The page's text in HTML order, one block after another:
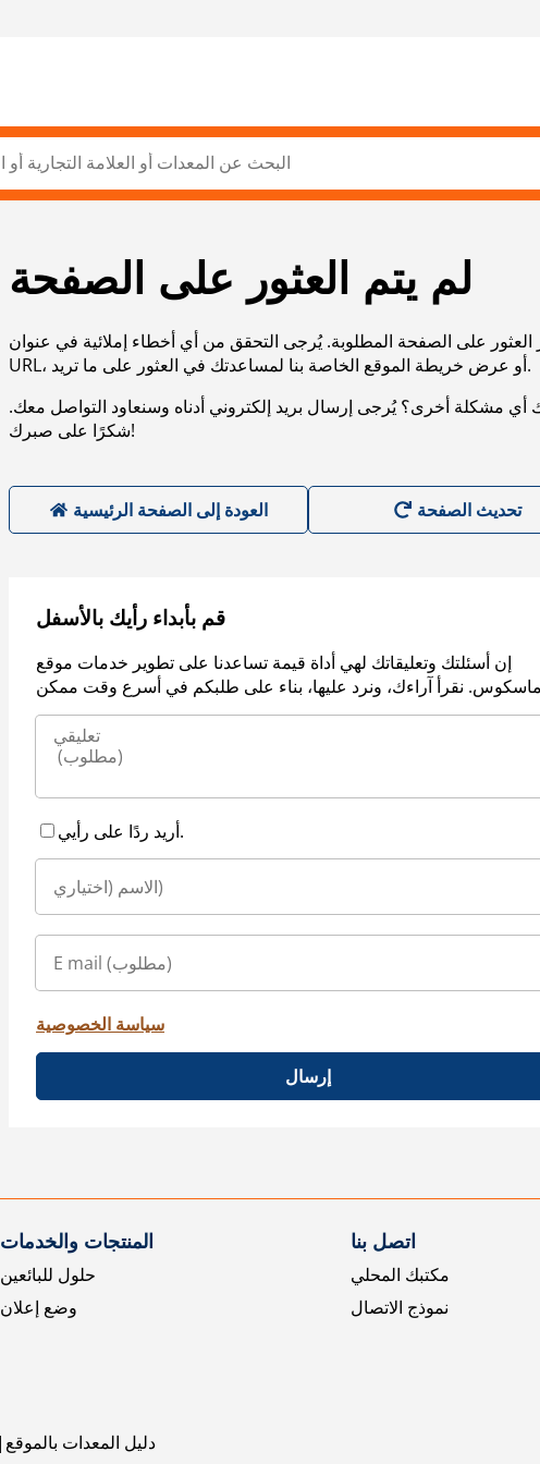
لم يتم العثور على الصفحة
العثور على الصفحة المطلوبة. يُرجى التحقق من أي أخطاء إملائية في عنوان
URL، أو عرض خريطة الموقع الخاصة بنا لمساعدتك في العثور على ما تريد.
أي مشكلة أخرى؟ يُرجى إرسال بريد إلكتروني أدناه وسنعاود التواصل معك.
شكرًا على صبرك!
العودة إلى الصفحة الرئيسية
قم بأبداء رأيك بالأسفل
إن أسئلتك وتعليقاتك لهي أداة قيمة تساعدنا على تطوير خدمات موقع
أريد ردًا على رأيي.
سياسة الخصوصية
إرسال
المنتجات والخدمات
حلول للبائعين
وضع إعلان
اتصل بنا
مكتبك المحلي
نموذج الاتصال
دليل المعدات بالموقع